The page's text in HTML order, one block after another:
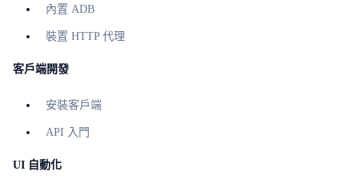
內置 ADB
裝置 HTTP 代理
客戶端開發
安裝客戶端
API 入門
UI 自動化